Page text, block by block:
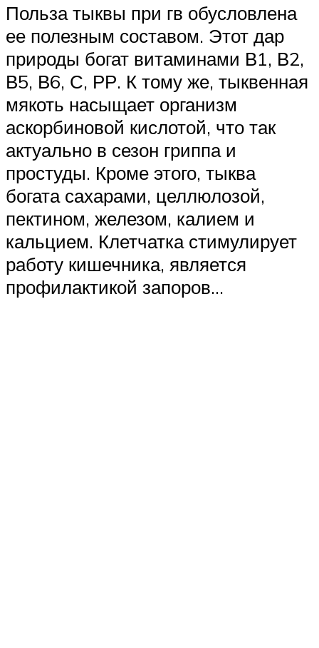
Польза тыквы при гв обусловлена
ее полезным составом. Этот дар
природы богат витаминами В1, В2,
В5, В6, С, РР. К тому же, тыквенная
мякоть насыщает организм
аскорбиновой кислотой, что так
актуально в сезон гриппа и
простуды. Кроме этого, тыква
богата сахарами, целлюлозой,
пектином, железом, калием и
кальцием. Клетчатка стимулирует
работу кишечника, является
профилактикой запоров…